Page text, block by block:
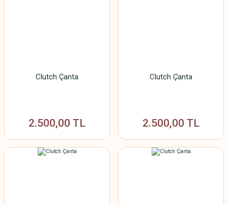
Clutch Çanta
2.500,00 TL
Clutch Çanta
2.500,00 TL